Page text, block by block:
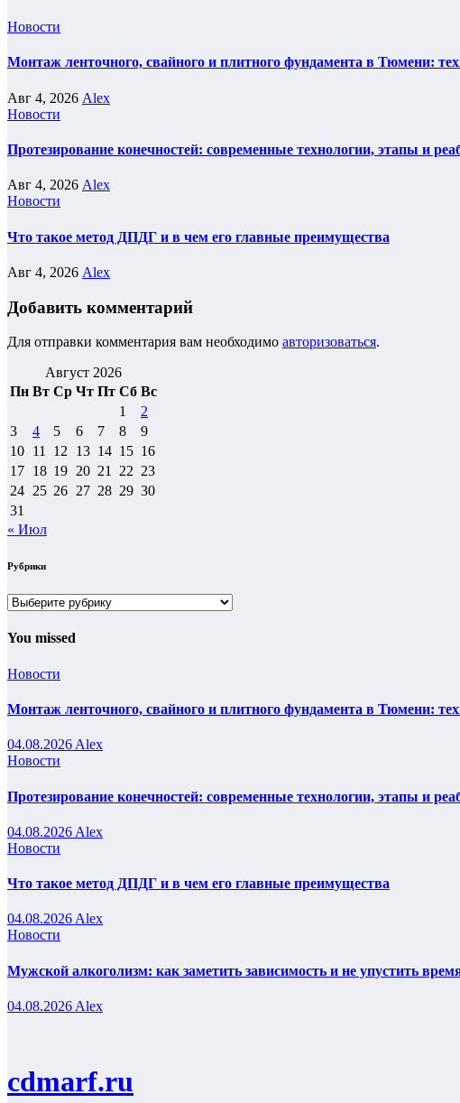
Новости
Монтаж ленточного, свайного и плитного фундамента в Тюмени:
Авг 4, 2026 Alex
Новости
Протезирование конечностей: современные технологии, этапы и
Авг 4, 2026 Alex
Новости
Что такое метод ДПДГ и в чем его главные преимущества
Авг 4, 2026 Alex
Добавить комментарий
Для отправки комментария вам необходимо авторизоваться.
Август 2026
Пн Вт Ср Чт Пт Сб Вс
1
2
3
4 5 6 7 8
9
10 11 12 13 14 15 16
17 18 19 20 21 22 23
24 25 26 27 28 29 30
31
« Июл
Рубрики
Рубрики
You missed
Новости
Монтаж ленточного, свайного и плитного фундамента в Тюмени:
04.08.2026 Alex
Новости
Протезирование конечностей: современные технологии, этапы и
04.08.2026 Alex
Новости
Что такое метод ДПДГ и в чем его главные преимущества
04.08.2026 Alex
Новости
Мужской алкоголизм: как заметить зависимость и не упустить
04.08.2026 Alex
cdmarf.ru